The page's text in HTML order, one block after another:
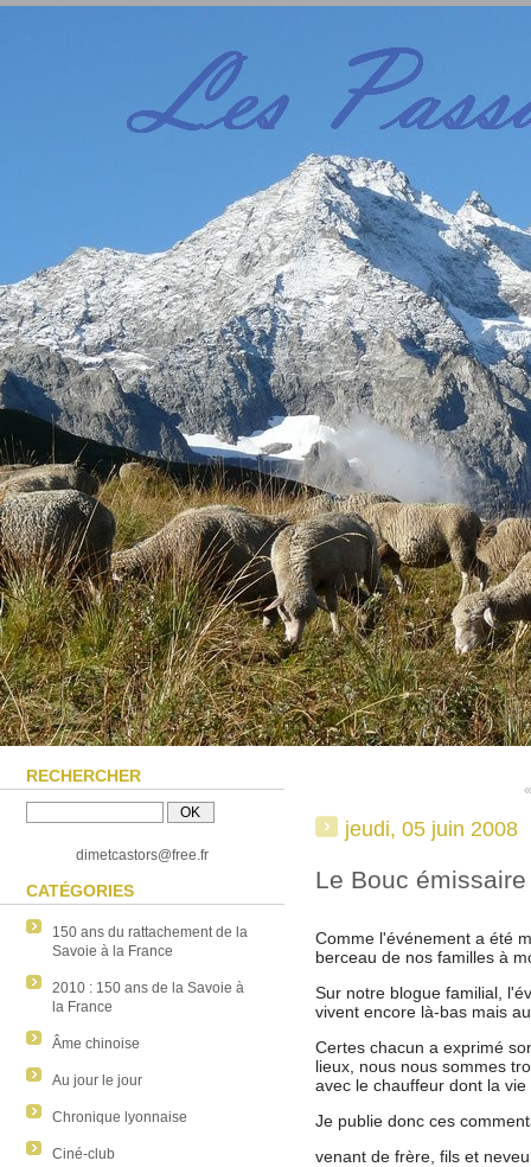
RECHERCHER
dimetcastors@free.fr
CATÉGORIES
150 ans du rattachement de la
Savoie à la France
2010 : 150 ans de la Savoie à
la France
Âme chinoise
Au jour le jour
Chronique lyonnaise
Ciné-club
jeudi, 05 juin 2008
Le Bouc émissaire
Comme l'événement a été
berceau de nos familles à
Sur notre blogue familial,
vivent encore là-bas mais
Certes chacun a exprimé
lieux, nous nous sommes
avec le chauffeur dont la
Je publie donc ces
venant de frère, fils et